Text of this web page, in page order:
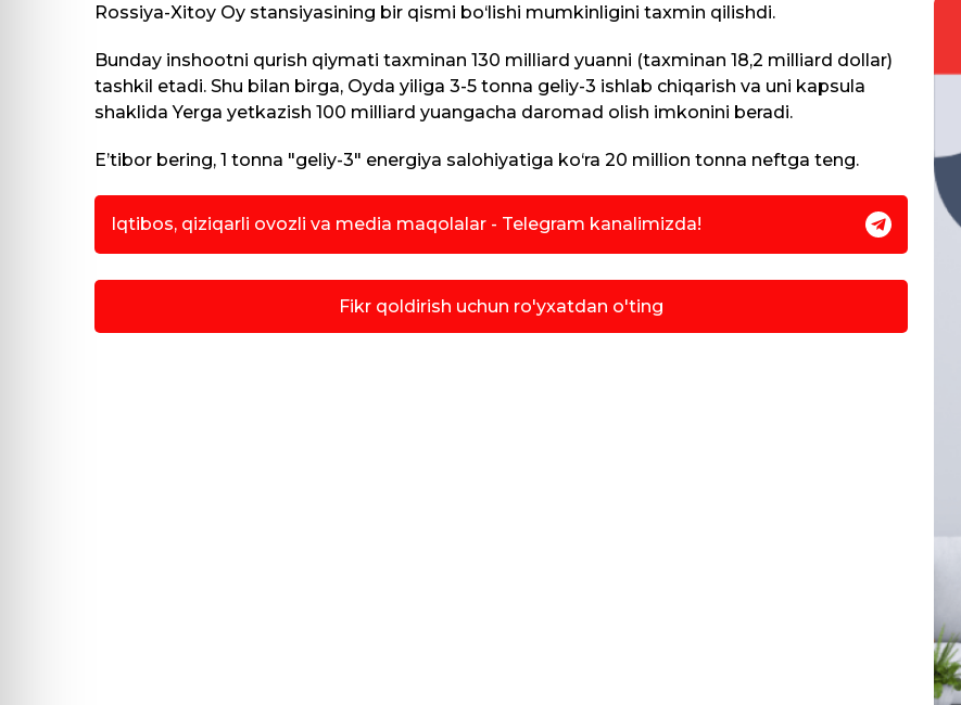
Rossiya-Xitoy Oy stansiyasining bir qismi bo‘lishi mumkinligini taxmin qilishdi.
Bunday inshootni qurish qiymati taxminan 130 milliard yuanni (taxminan 18,2 milliard dollar)
tashkil etadi. Shu bilan birga, Oyda yiliga 3-5 tonna geliy-3 ishlab chiqarish va uni kapsula
shaklida Yerga yetkazish 100 milliard yuangacha daromad olish imkonini beradi.
E’tibor bering, 1 tonna "geliy-3" energiya salohiyatiga ko‘ra 20 million tonna neftga teng.
Iqtibos, qiziqarli ovozli va media maqolalar - Telegram kanalimizda!
Fikr qoldirish uchun ro'yxatdan o'ting